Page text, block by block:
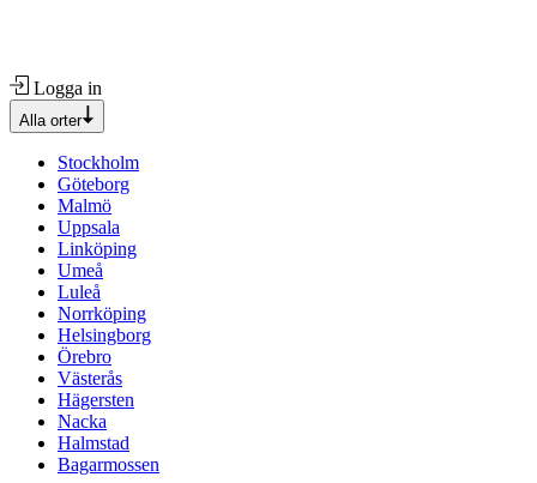
Logga in
Alla orter
Stockholm
Göteborg
Malmö
Uppsala
Linköping
Umeå
Luleå
Norrköping
Helsingborg
Örebro
Västerås
Hägersten
Nacka
Halmstad
Bagarmossen